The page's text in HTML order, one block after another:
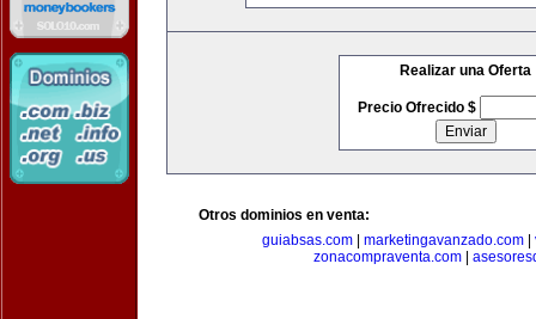
Realizar una Oferta
Precio Ofrecido $
Otros dominios en venta:
guiabsas.com
marketingavanzado.com
zonacompraventa.com|